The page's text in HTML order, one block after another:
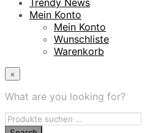
Trendy News
Mein Konto
Mein Konto
Wunschliste
Warenkorb
×
What are you looking for?